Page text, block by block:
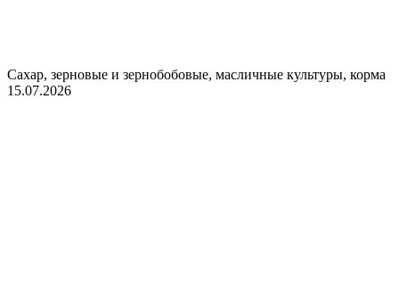
Сахар, зерновые и зернобобовые, масличные культуры, корма
15.07.2026